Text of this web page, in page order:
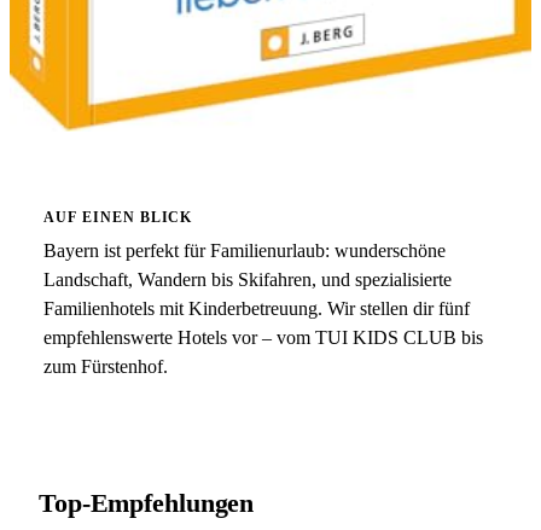
AUF EINEN BLICK
Bayern ist perfekt für Familienurlaub: wunderschöne
Landschaft, Wandern bis Skifahren, und spezialisierte
Familienhotels mit Kinderbetreuung. Wir stellen dir fünf
empfehlenswerte Hotels vor – vom TUI KIDS CLUB bis
zum Fürstenhof.
Top-Empfehlungen